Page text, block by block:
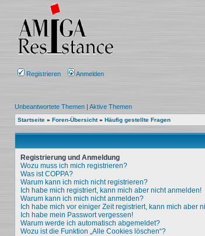
Registrieren Anmelden
Unbeantwortete Themen | Aktive Themen
Startseite » Foren-Übersicht» Häufig gestellte Fragen
Registrierung und Anmeldung
Wozu muss ich mich registrieren?
Was ist COPPA?
Warum kann ich mich nicht registrieren?
Ich habe mich registriert, kann mich aber nicht anmelden!
Warum kann ich mich nicht anmelden?
Ich habe mich vor einiger Zeit registriert, kann mich aber
Ich habe mein Passwort vergessen!
Warum werde ich automatisch abgemeldet?
Wozu ist die Funktion „Alle Cookies löschen“?